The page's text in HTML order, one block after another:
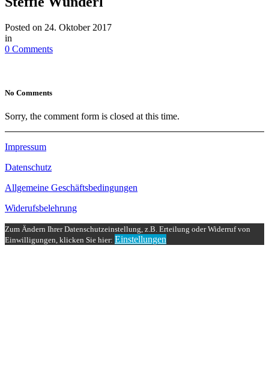
Posted on 24. Oktober 2017
in
0 Comments
No Comments
Sorry, the comment form is closed at this time.
Impressum
Datenschutz
Allgemeine Geschäftsbedingungen
Widerufsbelehrung
Zum Ändern Ihrer Datenschutzeinstellung, z.B. Erteilung oder Widerruf von
Einwilligungen, klicken Sie hier: Einstellungen